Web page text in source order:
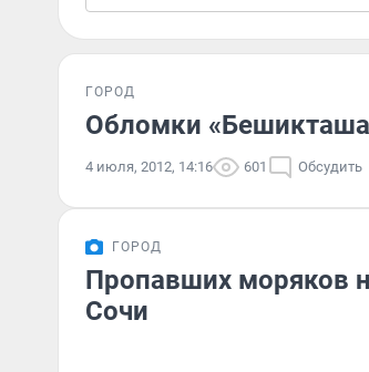
ГОРОД
Обломки
4 июля, 2012, 14:16 601 Обсудить
ГОРОД
Пропавших моряков
Сочи